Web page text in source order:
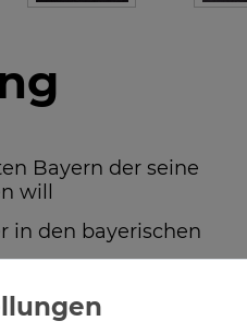
Bayern der seine
will
in den bayerischen